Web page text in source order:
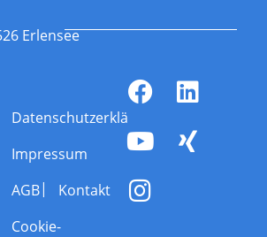
Erlensee
Datenschutzerklärung
Impressum
AGB
Kontakt
Cookie-